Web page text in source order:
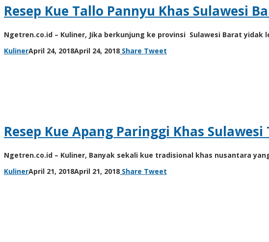
Resep Kue Tallo Pannyu Khas Sulawesi
Ngetren.co.id – Kuliner, Jika berkunjung ke provinsi Sulawesi Barat
KulinerApril 24, 2018April 24, 2018by
Share Tweet
Resep Kue Apang Paringgi Khas Sulawesi
Ngetren.co.id – Kuliner, Banyak sekali kue tradisional khas nusantara
KulinerApril 21, 2018April 21, 2018by
Share Tweet